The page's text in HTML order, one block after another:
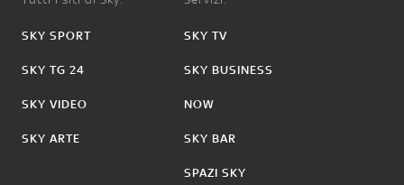
SKY SPORT
SKY TG 24
SKY VIDEO
SKY ARTE
SKY TV
SKY BUSINESS
NOW
SKY BAR
SPAZI SKY